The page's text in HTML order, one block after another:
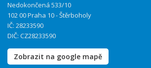
Nedokončená 533/10
102 00 Praha 10 - Štěrboholy
IČ: 28233590
DIČ: CZ28233590
Zobrazit na google mapě